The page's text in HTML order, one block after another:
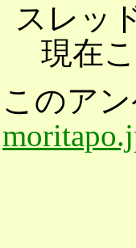
スレッ
現在
このア